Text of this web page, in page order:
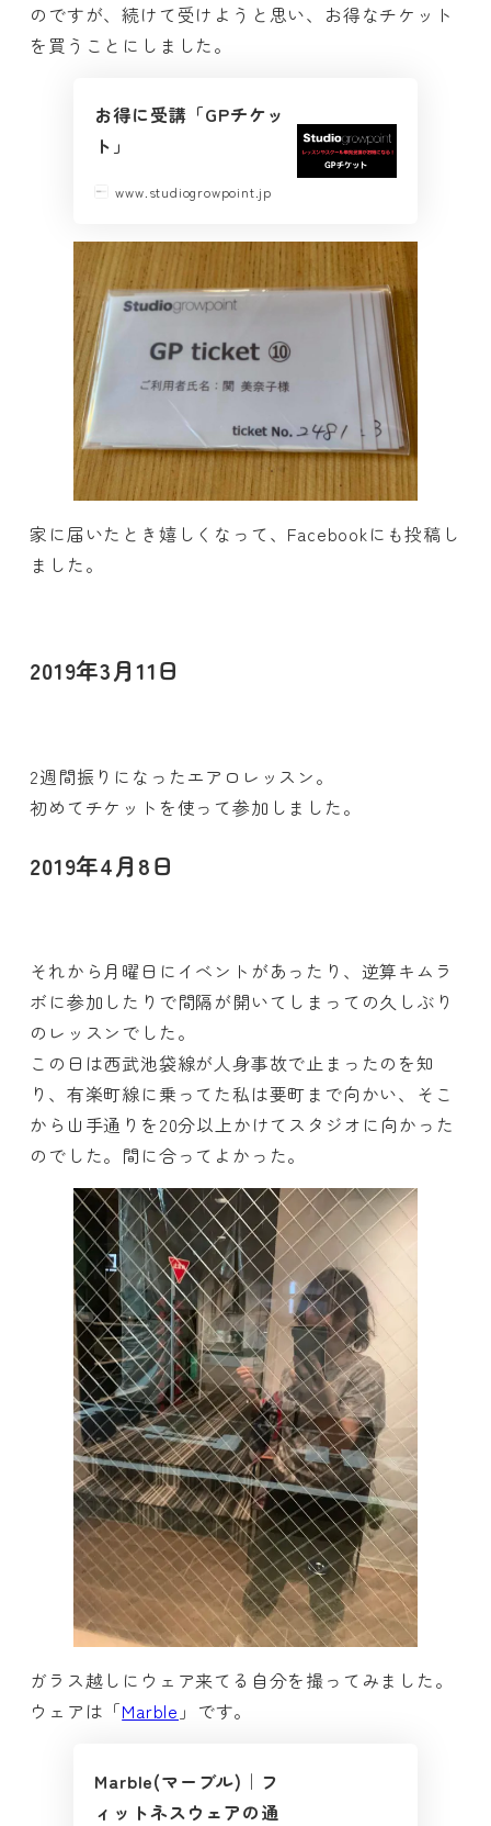
のですが、続けて受けようと思い、お得なチケット
を買うことにしました。
お得に受講「GPチケッ
ト」
www.studiogrowpoint.jp
家に届いたとき嬉しくなって、Facebookにも投稿し
ました。
2019年3月11日
2週間振りになったエアロレッスン。
初めてチケットを使って参加しました。
2019年4月8日
それから月曜日にイベントがあったり、逆算キムラ
ボに参加したりで間隔が開いてしまっての久しぶり
のレッスンでした。
この日は西武池袋線が人身事故で止まったのを知
り、有楽町線に乗ってた私は要町まで向かい、そこ
から山手通りを20分以上かけてスタジオに向かった
のでした。間に合ってよかった。
ガラス越しにウェア来てる自分を撮ってみました。
ウェアは「Marble 」です。
Marble(マーブル)｜フ
ィットネスウェアの通